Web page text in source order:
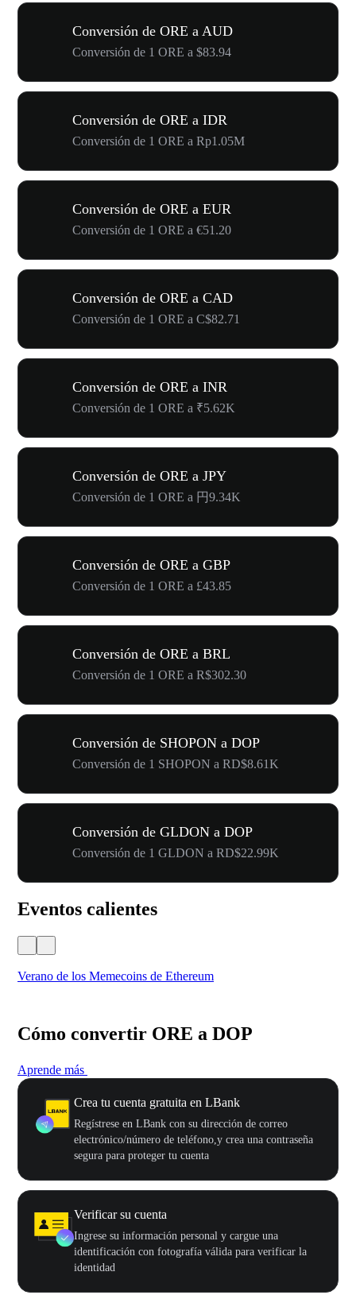
Conversión de ORE a AUD
Conversión de 1 ORE a $83.94
Conversión de ORE a IDR
Conversión de 1 ORE a Rp1.05M
Conversión de ORE a EUR
Conversión de 1 ORE a €51.20
Conversión de ORE a CAD
Conversión de 1 ORE a C$82.71
Conversión de ORE a INR
Conversión de 1 ORE a ₹5.62K
Conversión de ORE a JPY
Conversión de 1 ORE a 円9.34K
Conversión de ORE a GBP
Conversión de 1 ORE a £43.85
Conversión de ORE a BRL
Conversión de 1 ORE a R$302.30
Conversión de SHOPON a DOP
Conversión de 1 SHOPON a RD$8.61K
Conversión de GLDON a DOP
Conversión de 1 GLDON a RD$22.99K
Eventos calientes
Verano de los Memecoins de Ethereum
Cómo convertir ORE a DOP
Aprende más
Crea tu cuenta gratuita en LBank
Regístrese en LBank con su dirección de correo
electrónico/número de teléfono,y crea una contraseña
segura para proteger tu cuenta
Verificar su cuenta
Ingrese su información personal y cargue una
identificación con fotografía válida para verificar la
identidad